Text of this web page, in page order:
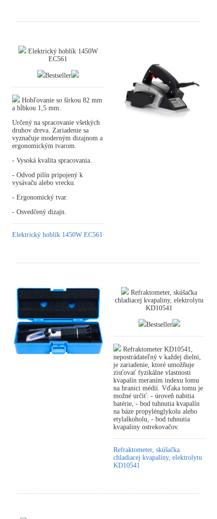
Elektrický hoblík 1450W
EC561
Bestseller
Hobľovanie so šírkou 82 mm
a hĺbkou 1,5 mm.
Určený na spracovanie všetkých
druhov dreva. Zariadenie sa
vyznačuje moderným dizajnom a
ergonomickým tvarom.
- Vysoká kvalita spracovania.
- Odvod pilín pripojený k
vysávaču alebo vrecku.
- Ergonomický tvar.
- Osvedčený dizajn.
Elektrický hoblík 1450W EC561
Refraktometer, skúšačka
chladiacej kvapaliny, elektrolytu
KD10541
Bestseller
Refraktometer KD10541,
nepostrádateľný v každej dielni,
je zariadenie, ktoré umožňuje
zisťovať fyzikálne vlastnosti
kvapalín meraním indexu lomu
na hranici médií. Vďaka tomu je
možné určiť: - úroveň nabitia
batérie, - bod tuhnutia kvapalín
na báze propylénglykolu alebo
etylalkoholu, - bod tuhnutia
kvapaliny ostrekovačov.
Refraktometer, skúšačka
chladiacej kvapaliny, elektrolytu
KD10541